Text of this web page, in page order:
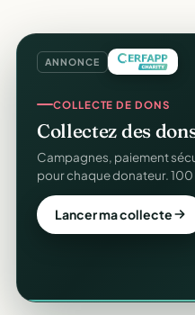
ANNONCE
COLLECTE DE DONS
Collectez des
Campagnes, paiement
pour chaque donateur.
Lancer ma collecte